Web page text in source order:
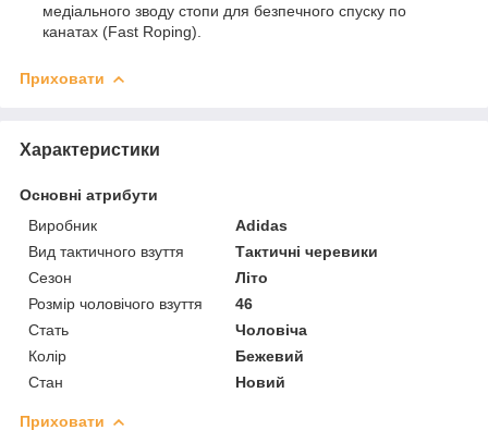
медіального зводу стопи для безпечного спуску по
канатах (Fast Roping).
Приховати
Характеристики
Основні атрибути
Виробник
Adidas
Вид тактичного взуття
Тактичні черевики
Сезон
Літо
Розмір чоловічого взуття
46
Стать
Чоловіча
Колір
Бежевий
Стан
Новий
Приховати